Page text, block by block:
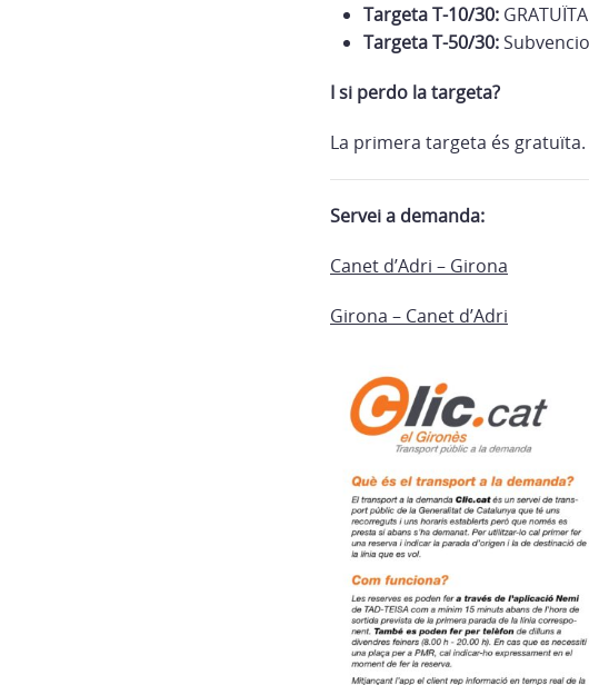
Targeta T-10/30: GRATUÏTA
Targeta T-50/30:
I si perdo la targeta?
La primera targeta és
Servei a demanda:
Canet d’Adri – Girona
Girona – Canet d’Adri